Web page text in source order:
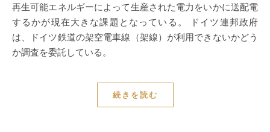
再生可能エネルギーによって生産された電力をいかに送配電
するかが現在大きな課題となっている。 ドイツ連邦政府
は、ドイツ鉄道の架空電車線（架線）が利用できないかどう
か調査を委託している。
続きを読む